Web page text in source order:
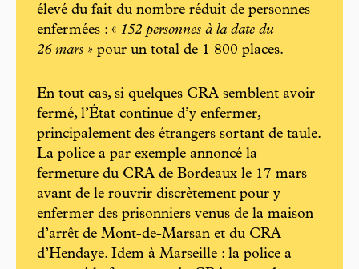
élevé du fait du nombre réduit de personnes
enfermées : « 152 personnes à la date du
26 mars » pour un total de 1 800 places.
En tout cas, si quelques CRA semblent avoir
fermé, l’État continue d’y enfermer,
principalement des étrangers sortant de taule.
La police a par exemple annoncé la
fermeture du CRA de Bordeaux le 17 mars
avant de le rouvrir discrètement pour y
enfermer des prisonniers venus de la maison
d’arrêt de Mont-de-Marsan et du CRA
d’Hendaye. Idem à Marseille : la police a